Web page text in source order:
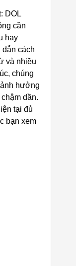
DOL
cần
hay
dẫn cách
và nhiều
chúng
hưởng
dần.
tại đủ
bạn xem